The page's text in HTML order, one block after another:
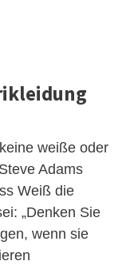
weiße oder
Adams
Weiß die
„Denken Sie
wenn sie